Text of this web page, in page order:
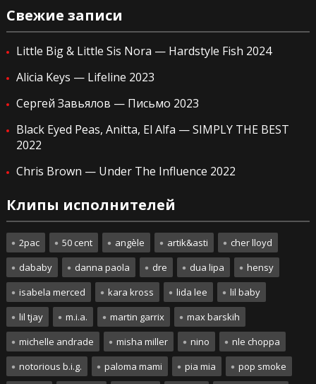
Свежие записи
Little Big & Little Sis Nora — Hardstyle Fish 2024
Alicia Keys — Lifeline 2023
Сергей Завьялов — Письмо 2023
Black Eyed Peas, Anitta, El Alfa — SIMPLY THE BEST
2022
Chris Brown — Under The Influence 2022
Клипы исполнителей
2pac 50 cent angèle artik&asti
cher lloyd
dababy
danna paola dre dua lipa
hensy
isabela merced
kara kross lida lee
lil baby
lil tjay
m.i.a. martin garrix
max barskih
michelle andrade
misha miller nino
nle choppa
notorious b.i.g.
paloma mami pia mia pop smoke